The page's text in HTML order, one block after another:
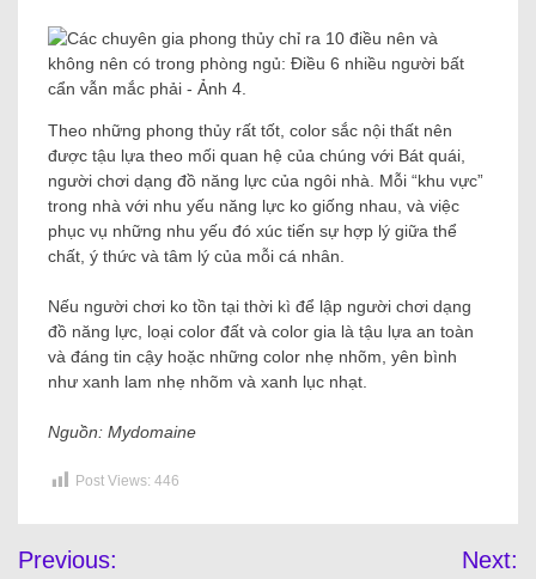
Theo những phong thủy rất tốt, color sắc nội thất nên
được tậu lựa theo mối quan hệ của chúng với Bát quái,
người chơi dạng đồ năng lực của ngôi nhà. Mỗi “khu vực”
trong nhà với nhu yếu năng lực ko giống nhau, và việc
phục vụ những nhu yếu đó xúc tiến sự hợp lý giữa thể
chất, ý thức và tâm lý của mỗi cá nhân.
Nếu người chơi ko tồn tại thời kì để lập người chơi dạng
đồ năng lực, loại color đất và color gia là tậu lựa an toàn
và đáng tin cậy hoặc những color nhẹ nhõm, yên bình
như xanh lam nhẹ nhõm và xanh lục nhạt.
Nguồn: Mydomaine
Post Views: 446
Previous: Next: